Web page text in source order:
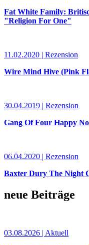
Fat White Family:
"Religion For One"
11.02.2020 | Rezension
Wire Mind Hive (Pink
30.04.2019 | Rezension
Gang Of Four Happy
06.04.2020 | Rezension
Baxter Dury The Night
neue Beiträge
03.08.2026 | Aktuell